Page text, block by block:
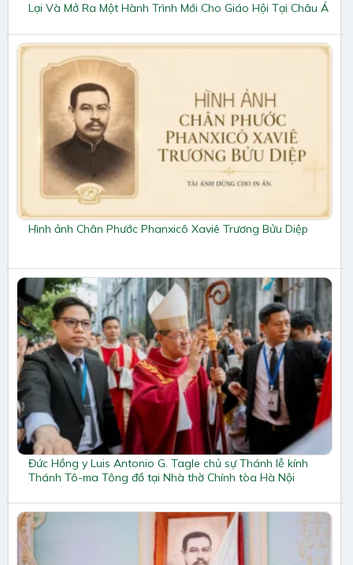
Lại Và Mở Ra Một Hành Trình Mới Cho Giáo Hội Tại Châu Á
Hình ảnh Chân Phước Phanxicô Xaviê Trương Bửu Diệp
Đức Hồng y Luis Antonio G. Tagle chủ sự Thánh lễ kính
Thánh Tô-ma Tông đồ tại Nhà thờ Chính tòa Hà Nội